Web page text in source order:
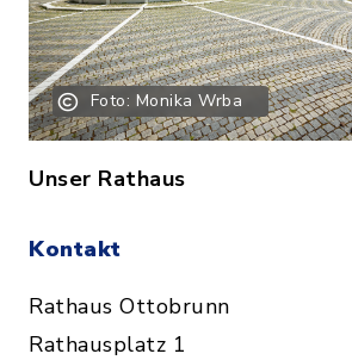
Foto: Monika Wrba
Unser Rathaus
Kontakt
Rathaus Ottobrunn
Rathausplatz 1